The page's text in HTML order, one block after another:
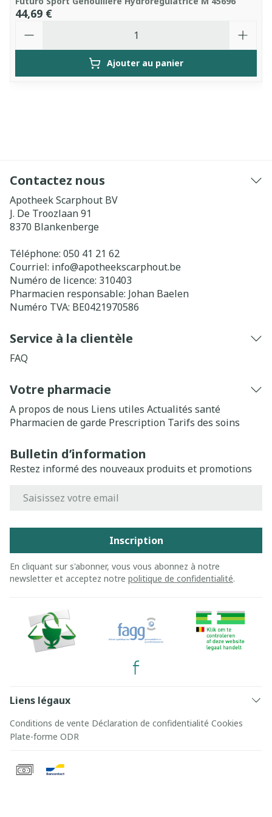
44,69 €
Ajouter au panier
Contactez nous
Apotheek Scarphout BV
J. De Troozlaan 91
8370 Blankenberge
Téléphone: 050 41 21 62
Courriel: info@apotheekscarphout.be
Numéro de licence: 310403
Pharmacien responsable: Johan Baelen
Numéro TVA: BE0421970586
Service à la clientèle
FAQ
Votre pharmacie
A propos de nous Liens utiles Actualités santé
Pharmacien de garde Prescription Tarifs des soins
Bulletin d’information
Restez informé des nouveaux produits et promotions
Inscription
En cliquant sur s'abonner, vous vous abonnez à notre
newsletter et acceptez notre politique de confidentialité.
Liens légaux
Conditions de vente Déclaration de confidentialité Cookies
Plate-forme ODR